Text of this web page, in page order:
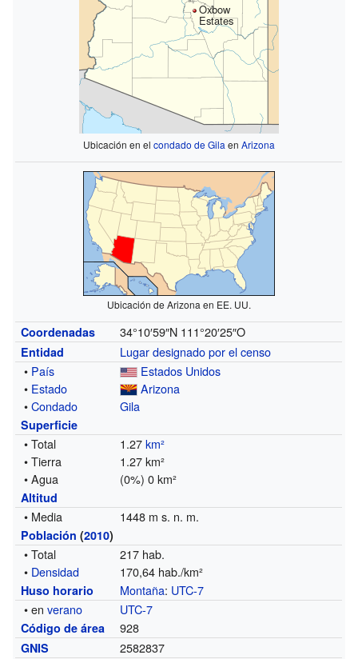
Oxbow
Estates
Ubicación en el condado de Gila en Arizona
Ubicación de Arizona en EE. UU.
Coordenadas 34°10′59″N 111°20′25″O
Entidad
Lugar designado por el censo
• País
Estados Unidos
• Estado
Arizona
•Condado Gila
Superficie
• Total 1.27km²
• Tierra
1.27 km²
• Agua
(0%) 0 km²
Altitud
• Media 1448 m s. n. m.
Población (2010)
• Total
217 hab.
• Densidad 170,64 hab./km²
Huso horario Montaña: UTC-7
• enverano UTC-7
Código de área 928
GNIS 2582837